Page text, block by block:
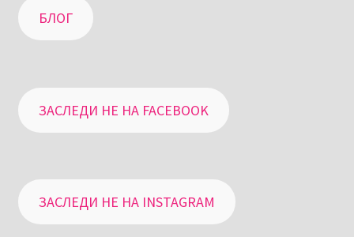
БЛОГ
ЗАСЛЕДИ НЕ НА FACEBOOK
ЗАСЛЕДИ НЕ НА INSTAGRAM